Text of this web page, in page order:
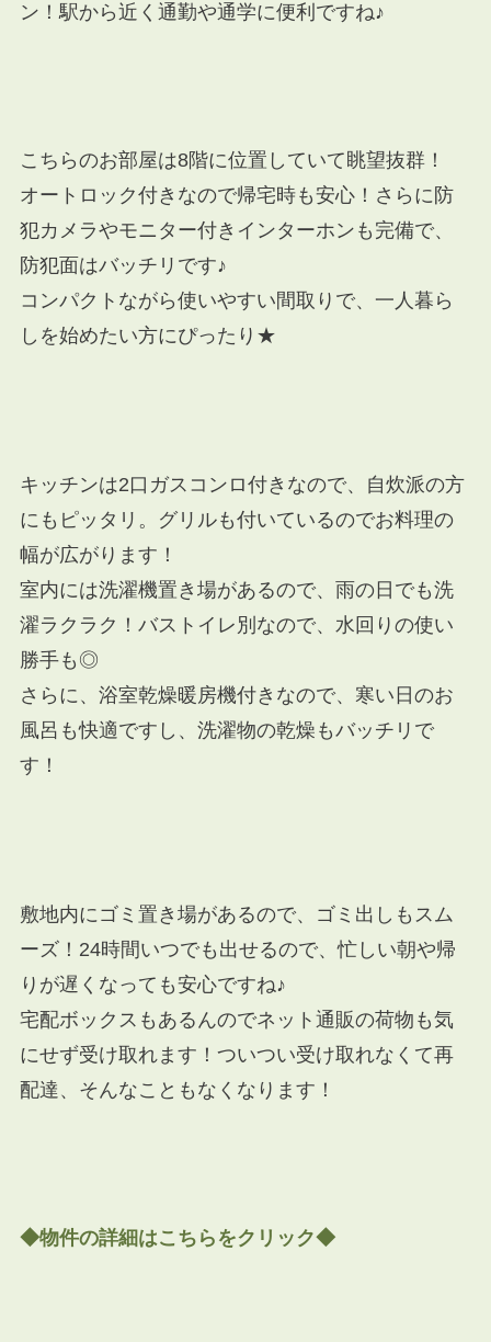
ン！駅から近く通勤や通学に便利ですね♪
こちらのお部屋は8階に位置していて眺望抜群！
オートロック付きなので帰宅時も安心！さらに防
犯カメラやモニター付きインターホンも完備で、
防犯面はバッチリです♪
コンパクトながら使いやすい間取りで、一人暮ら
しを始めたい方にぴったり★
キッチンは2口ガスコンロ付きなので、自炊派の方
にもピッタリ。グリルも付いているのでお料理の
幅が広がります！
室内には洗濯機置き場があるので、雨の日でも洗
濯ラクラク！バストイレ別なので、水回りの使い
勝手も◎
さらに、浴室乾燥暖房機付きなので、寒い日のお
風呂も快適ですし、洗濯物の乾燥もバッチリで
す！
敷地内にゴミ置き場があるので、ゴミ出しもスム
ーズ！24時間いつでも出せるので、忙しい朝や帰
りが遅くなっても安心ですね♪
宅配ボックスもあるんのでネット通販の荷物も気
にせず受け取れます！ついつい受け取れなくて再
配達、そんなこともなくなります！
◆物件の詳細はこちらをクリック◆